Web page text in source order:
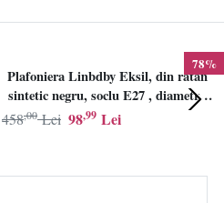
78%
Plafoniera Linbdby Eksil, din ratan
sintetic negru, soclu E27 , diametru
46.5cm, LINDBY
98,99 Lei
458,00 Lei